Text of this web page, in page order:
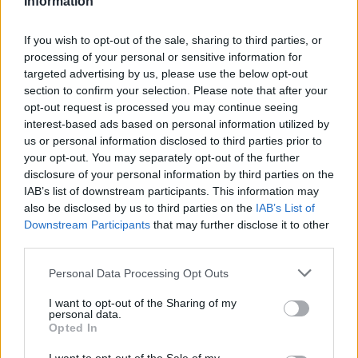
If you wish to opt-out of the sale, sharing to third parties, or
processing of your personal or sensitive information for
targeted advertising by us, please use the below opt-out
section to confirm your selection. Please note that after your
opt-out request is processed you may continue seeing
interest-based ads based on personal information utilized by
us or personal information disclosed to third parties prior to
your opt-out. You may separately opt-out of the further
disclosure of your personal information by third parties on the
IAB’s list of downstream participants. This information may
also be disclosed by us to third parties on the IAB’s List of
Downstream Participants that may further disclose it to other
Please note that this website/app uses one or more Google
not limited to your visit or usage behaviour. You may click to
grant or deny consent to Google and its third-party tags to
use your data for below specified purposes in below Google
consent section.
Personal Data Processing Opt Outs
I want to opt-out of the Sharing of my
personal data.
Opted In
a technikát, pont a kapu közepébe,
elegánsan ejtve, és előbb-utóbb sikerült is
ötből ötször belőnöm. Ekkor abba kellett
hagyni, hogy ne hízzak tovább a sok csokitól
és sörtől...” Emlékszik vissza Panenka a
részletekre.
A